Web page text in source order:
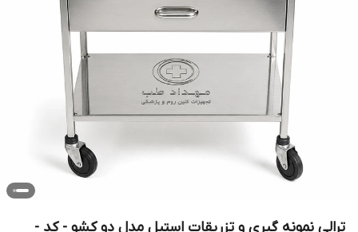
ترالی نمونه گیری و تزریقات استیل مدل دو کشو - کد -